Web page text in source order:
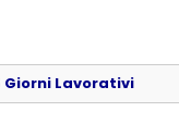
Giorni Lavorativi